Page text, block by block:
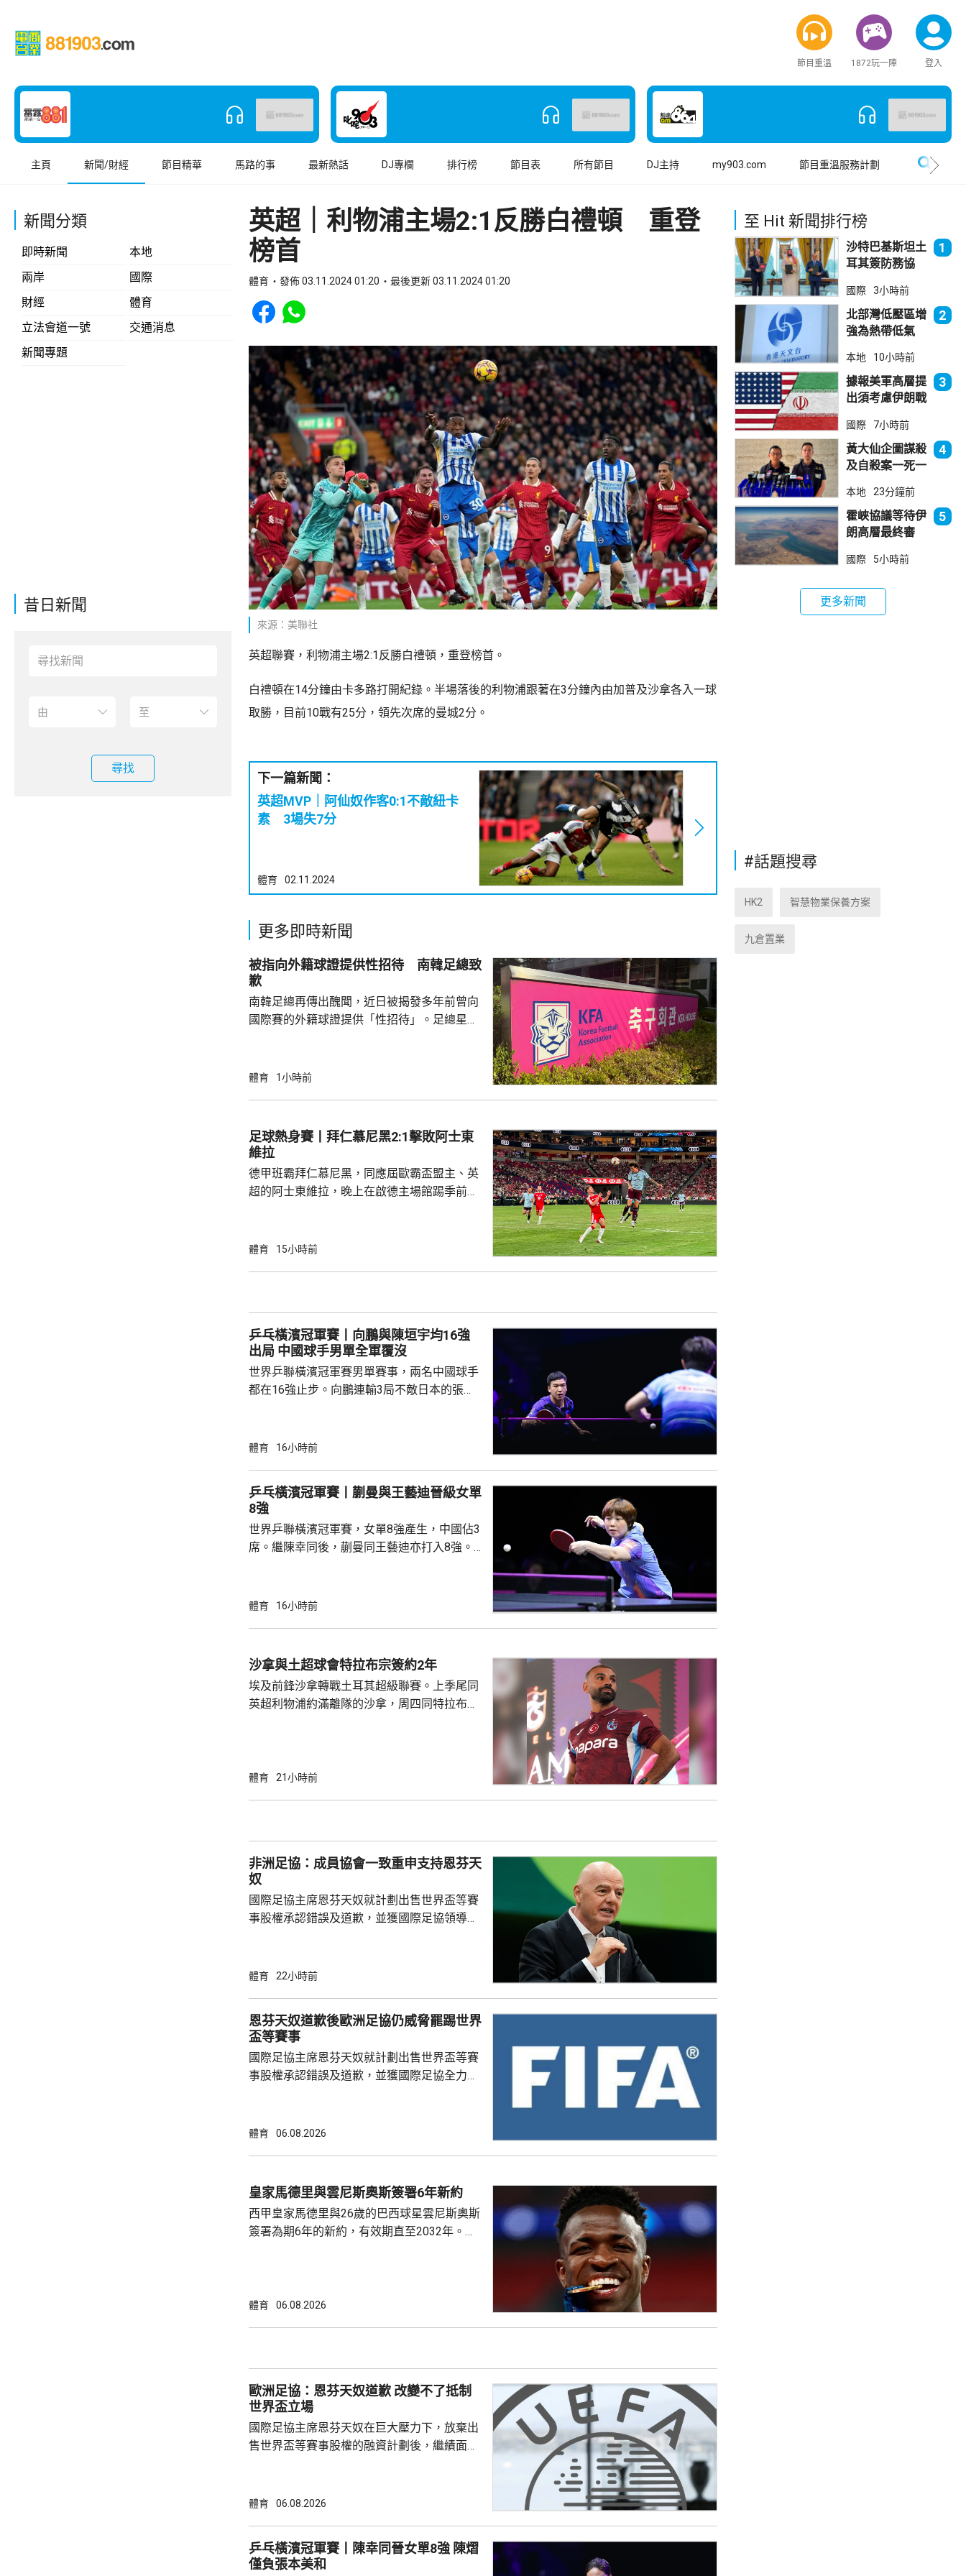
節目重溫 1872玩一陣 登入
主頁 新聞/財經 節目精華 馬路的事 最新熱話 DJ專欄 排行榜 節目表 所有節目 DJ主持 my903.com 節目重溫服務計劃
新聞分類
即時新聞
本地
兩岸
國際
財經
體育
立法會道一號
交通消息
新聞專題
昔日新聞
尋找
英超｜利物浦主場2:1反勝白禮頓 重登
榜首
體育 發佈 03.11.2024 01:20 最後更新 03.11.2024 01:20
Share to Facebook
Share to WhatsApp
來源：美聯社
英超聯賽，利物浦主場2:1反勝白禮頓，重登榜首。
白禮頓在14分鐘由卡多路打開紀錄。半場落後的利物浦跟著在3分鐘內由加普及沙拿各入一球
取勝，目前10戰有25分，領先次席的曼城2分。
下一篇新聞：
英超MVP｜阿仙奴作客0:1不敵紐卡
素 3場失7分
體育 02.11.2024
更多即時新聞
被指向外籍球證提供性招待 南韓足總致
歉
南韓足總再傳出醜聞，近日被揭發多年前曾向
國際賽的外籍球證提供「性招待」。足總星期
革，保證加強組織內部的透明度和誠信，以滿
月至翌年3月期間，曾在首爾、蔚山等地的風
俗場所，向十多名外籍球證提供「性招待」，
體育 1小時前
足球熱身賽丨拜仁慕尼黑2:1擊敗阿士東
維拉
德甲班霸拜仁慕尼黑，同應屆歐霸盃盟主、英
超的阿士東維拉，晚上在啟德主場館踢季前熱
射，貼柱出底線，之後阿歷山大柏夫洛域在禁
局。維拉上半場未見具威脅的組織及攻門。 下
半場初段，維拉曾有一次罰球，但...
體育 15小時前
乒乓橫濱冠軍賽丨向鵬與陳垣宇均16強
出局 中國球手男單全軍覆沒
世界乒聯橫濱冠軍賽男單賽事，兩名中國球手
都在16強止步。向鵬連輸3局不敵日本的張本
球手，全軍覆沒。 法國的艾歷斯勒布倫，先失
局數3:1戰勝美國的賈哈，8強對手是南韓的吳
晙誠。至於張禹珍就會硬撼頭號種子松島輝
空。
體育 16小時前
乒乓橫濱冠軍賽丨蒯曼與王藝迪晉級女單
8強
世界乒聯橫濱冠軍賽，女單8強產生，中國佔3
席。繼陳幸同後，蒯曼同王藝迪亦打入8強。
11:6，將與日本的早日希娜爭入4強。早日希
「刁時」輸14:16，但之後表現漸入佳境，連
贏11:8、11:5及11:8反勝，8強會遇...
體育 16小時前
沙拿與土超球會特拉布宗簽約2年
埃及前鋒沙拿轉戰土耳其超級聯賽。上季尾同
英超利物浦約滿離隊的沙拿，周四同特拉布宗
加盟是希望為特拉布宗奪取錦標及榮譽。 特拉
體育 21小時前
非洲足協：成員協會一致重申支持恩芬天
奴
國際足協主席恩芬天奴就計劃出售世界盃等賽
事股權承認錯誤及道歉，並獲國際足協領導層
非洲足球的支持。主席莫特塞佩表示，歡迎國
態，與歐洲足協的立場完全不同。歐洲足協重
申，對恩芬天奴擔任國際足協主席已失去信
心，只要他繼續留任，將抵制未來的世界盃...
體育 22小時前
恩芬天奴道歉後歐洲足協仍威脅罷踢世界
盃等賽事
國際足協主席恩芬天奴就計劃出售世界盃等賽
事股權承認錯誤及道歉，並獲國際足協全力支
確條件，第一是撤回出售賽事股權的提議，第
芬天奴擔任國際足協主席失去信心。國際職業
足球員協會則指責恩芬天奴嚴重濫用職權。
體育 06.08.2026
皇家馬德里與雲尼斯奧斯簽署6年新約
西甲皇家馬德里與26歲的巴西球星雲尼斯奧斯
簽署為期6年的新約，有效期直至2032年。雙
法林明高轉投皇馬，先後上陣375場賽事，入
體育 06.08.2026
歐洲足協：恩芬天奴道歉 改變不了抵制
世界盃立場
國際足協主席恩芬天奴在巨大壓力下，放棄出
售世界盃等賽事股權的融資計劃後，繼績面臨
歉；國際足協會後發聲明，重申全力支持恩芬
諾會確保類似事件不再發生。 歐洲足協表示，
恩芬天奴作出道歉，改變不了他們抵制世界盃
體育 06.08.2026
乒乓橫濱冠軍賽丨陳幸同晉女單8強 陳熠
僅負張本美和
至 Hit 新聞排行榜
沙特巴基斯坦土
耳其簽防務協
林團結
1
國際 3小時前
北部灣低壓區增
強為熱帶低氣
本港直接威脅不
大
2
本地 10小時前
據報美軍高層提
出須考慮伊朗戰
3
國際 7小時前
黃大仙企圖謀殺
及自殺案一死一
噪音爭執
4
本地 23分鐘前
霍峽協議等待伊
朗高層最終審
航道後解除封鎖
5
國際 5小時前
更多新聞
#話題搜尋
HK2 智慧物業保養方案
九倉置業